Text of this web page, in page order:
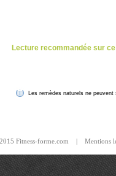
Lecture recommandée sur
Les remèdes naturels ne
Fitness-forme.com | Mentions